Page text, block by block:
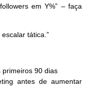
em Y%” – faça
tática.”
primeiros 90 dias
antes de aumentar